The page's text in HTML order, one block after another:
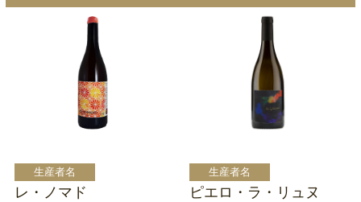
レ・ノマド
ピエロ・ラ・リュヌ